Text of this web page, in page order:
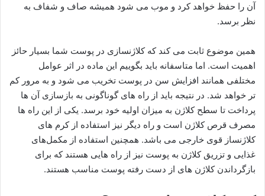
آن را حفظ خواهد کرد و موب می شود همیشه صاف و شفاف به
نظر برسد.
همین موضوع ثابت می کند که کلاژنسازی در پوست شما بسیار حائز
اهمیت است. اما متاسفانه باید بگوییم این ماده در اثر عوامل
مختلفی همانند افزایش سن در پوست تخریب می شود و به مرور کم
تر خواهد شد. در نتیجه باید از راه های گوناگونی به بازسازی آن ها
پرداخت تا سطح کلاژن به میزان اولیه خود برسد. یکی از این راه ها
مصرف قرص کلاژن است و راه دیگر نیز استفاده از کرم های
کلاژنساز قوی خارجی می باشد. همچنین استفاده از مکمل‌های
غذایی و تزریق کلاژن به پوست نیز از راه هایی هستند که برای
بازگرداندن کلاژن های از دست رفته پوست مناسب هستند.